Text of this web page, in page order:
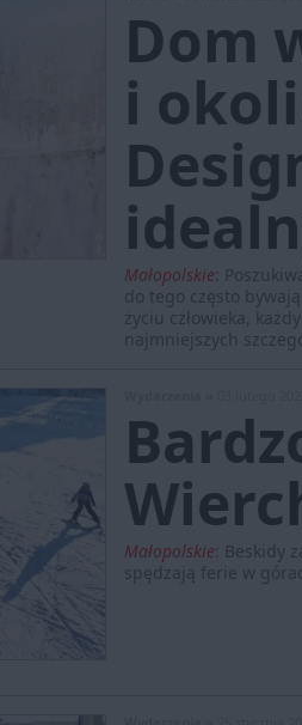
Dom
i
Małopolskie
do tego często
życiu człowieka,
najmniejszych
Małopolskie Beskidy
spędzają ferie w